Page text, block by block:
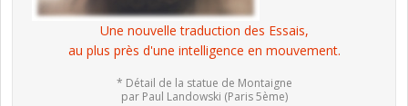
Une nouvelle traduction des Essais,
au plus près d'une intelligence en mouvement.
* Détail de la statue de Montaigne
par Paul Landowski (Paris 5ème)